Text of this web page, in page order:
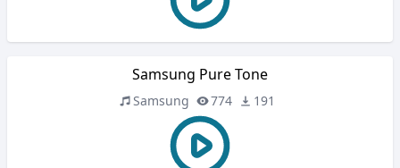
Samsung Pure Tone
Samsung 774 191